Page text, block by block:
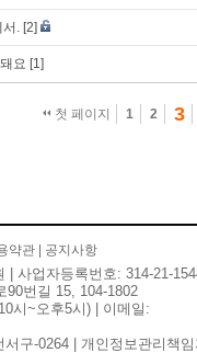
서. [2]
요 [1]
첫 페이지 1 2 3
약관 공지사항
| 사업자등록번호: 314-21-
90번길 15, 104-1802
시~오후5시) | 이메일:
구-0264 | 개인정보관리책